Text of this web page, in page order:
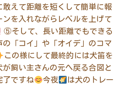
えて距離を短くして簡単に報
を入れながらレベルを上げて
⑤そして、長い距離でもできる
「コイ」や「オイデ」のコマ
この様にして最終的には犬笛を
が飼い主さんの元へ戻る合図と
了ですね
今夜
は犬のトレー